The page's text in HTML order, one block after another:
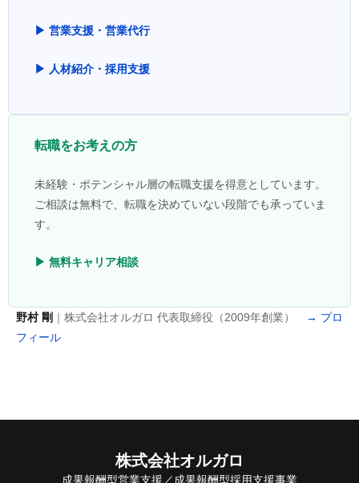
▶ 営業支援・営業代行
▶ 人材紹介・採用支援
転職をお考えの方
未経験・ポテンシャル層の転職支援を得意としています。
ご相談は無料で、転職を決めていない段階でも承っていま
す。
▶ 無料キャリア相談
野村 剛 ｜株式会社オルガロ 代表取締役（2009年創業）
→ プロ
フィール
株式会社オルガロ
成果報酬型営業支援／成果報酬型採用支援事業